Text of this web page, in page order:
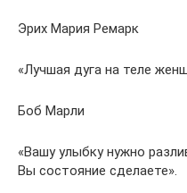
Эрих Мария Ремарк
«Лучшая дуга на теле
Боб Марли
«Вашу улыбку нужно
Вы состояние сделаете».